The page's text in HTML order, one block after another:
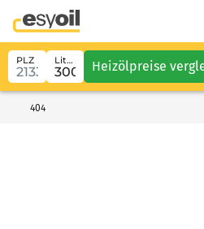
PLZ Liter Heizölpreise
404